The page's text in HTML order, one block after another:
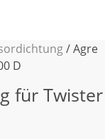
/ Agre
D
für Twister